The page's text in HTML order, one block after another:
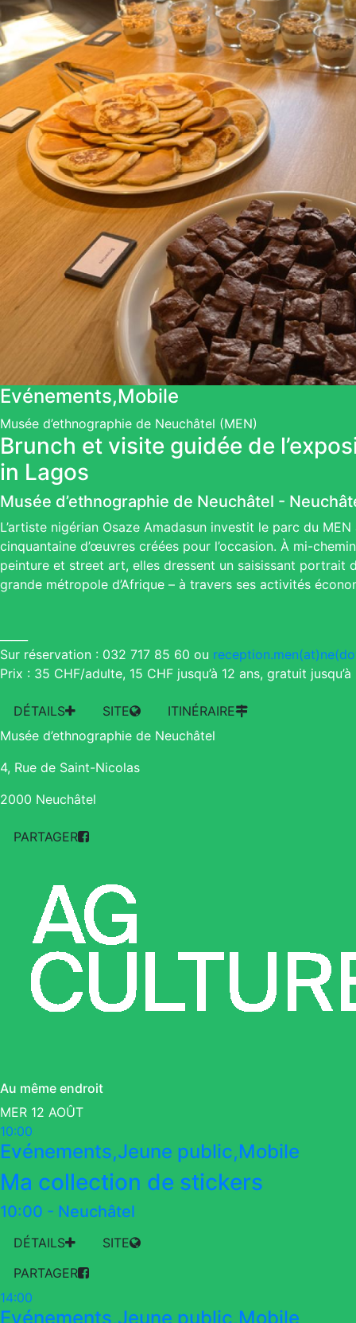
Evénements,Mobile
Musée d’ethnographie de Neuchâtel (MEN)
Brunch et visite guidée de
in Lagos
Musée d’ethnographie de Neuchâtel -
L’artiste nigérian Osaze Amadasun investit le parc du MEN
cinquantaine d’œuvres créées pour l’occasion. À mi-
peinture et street art, elles dressent un saisissant portrait
grande métropole d’Afrique – à travers ses activités
Sur réservation : 032 717 85 60 ou
Prix : 35 CHF/adulte, 15 CHF jusqu’à 12 ans, gratuit jusqu’à
DÉTAILS SITE
ITINÉRAIRE
Musée d’ethnographie de Neuchâtel
4, Rue de Saint-Nicolas
2000 Neuchâtel
PARTAGER
Au même endroit
MER 12 AOÛT
10:00
Evénements,Jeune public,Mobile
Ma collection de stickers
10:00 - Neuchâtel
DÉTAILS
SITE
PARTAGER
14:00
Evénements,Jeune public,Mobile